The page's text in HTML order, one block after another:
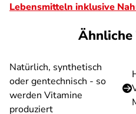
Lebensmitteln inklusive
Ähnliche
Natürlich, synthetisch
oder gentechnisch - so
werden Vitamine
produziert